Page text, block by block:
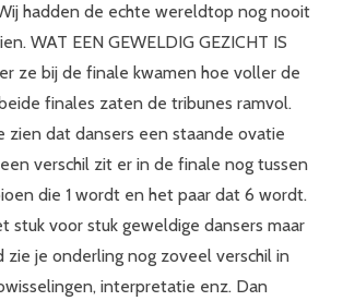
hadden de echte wereldtop nog nooit
WAT EEN GEWELDIG GEZICHT IS
ze bij de finale kwamen hoe voller de
finales zaten de tribunes ramvol.
zien dat dansers een staande ovatie
verschil zit er in de finale nog tussen
die 1 wordt en het paar dat 6 wordt.
stuk voor stuk geweldige dansers maar
zie je onderling nog zoveel verschil in
interpretatie enz. Dan